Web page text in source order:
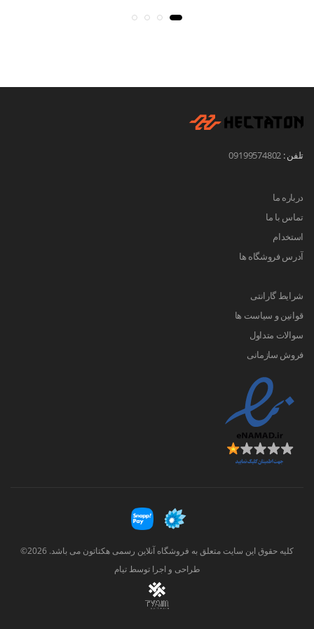
تلفن : 09199574802
درباره ما
تماس با ما
استخدام
آدرس فروشگاه ها
شرایط گارانتی
قوانین و سیاست ها
سوالات متداول
فروش سازمانی
کلیه حقوق این سایت متعلق به فروشگاه آنلاین رسمی هکتاتون می باشد. 2026©
طراحی و اجرا توسطتیام